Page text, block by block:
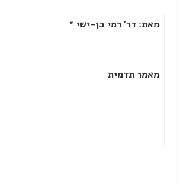
מאת: דר' רמי בן-ישי *
מאמר תדמית